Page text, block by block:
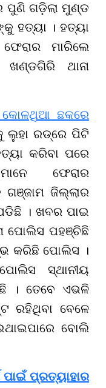
ପୁଣି ଗଡ଼ିଲା ମୁଣ୍ଡ
ହତ୍ୟା । ହତ୍ୟା
ମାରିଲେ
ଥାନା
ଛକରେ
ଲୁହା ରଡ୍‌ରେ ପିଟି
କରିବା ପରେ
ଫେରାର
ଜିଲ୍ଲାର
। ଖବର ପାଇ
ପୋଲିସ ପହଞ୍ଚିଛି
କରିଛି ପୋଲିସ ।
ସ୍ଥାନୀୟ
। ତେବେ ଏଭଳି
ରହିଥିବା ବେଳେ
ବୋଲି
ପ୍ରତ୍ୟାହାର